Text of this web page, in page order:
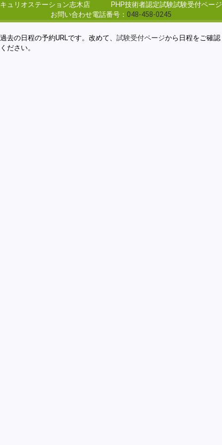
キュリオステーション志木店
PHP技術者認定試験試験受付ページ
お問い合わせ電話番号： 048-458-0245
過去の日程の予約URLです。改めて、 試験受付ページから日程をご確認
ください。